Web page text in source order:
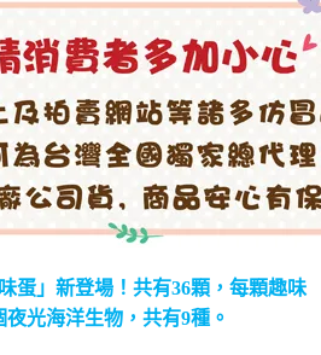
蛋」新登場！共有36顆，每顆趣味
夜光海洋生物，共有9種。